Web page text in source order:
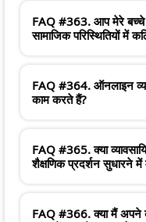
FAQ #363. आप मेरे
सामाजिक परिस्थितियों में
FAQ #364. ऑनलाइन
काम करते हैं?
FAQ #365. क्या
शैक्षणिक प्रदर्शन सुधारने
FAQ #366. क्या मैं अपने